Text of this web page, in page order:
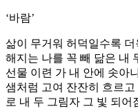
‘바람’
삶이 무거워 허덕일수록
해지는 나를 꼭 빼 닮은 내
선물 이련 가 내 안에 솟아
샘처럼 고여 잔잔히 흐르
로 내 두 그림자 그 빛 되어